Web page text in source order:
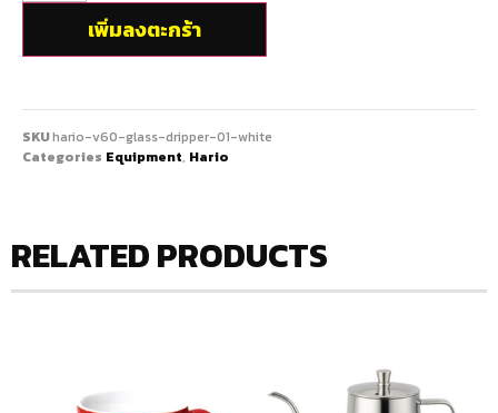
เพิ่มลงตะกร้า
SKUhario-v60-glass-dripper-01-white
Categories Equipment, Hario
RELATED PRODUCTS